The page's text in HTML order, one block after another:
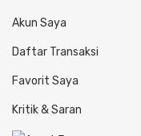
Akun Saya
Daftar Transaksi
Favorit Saya
Kritik & Saran